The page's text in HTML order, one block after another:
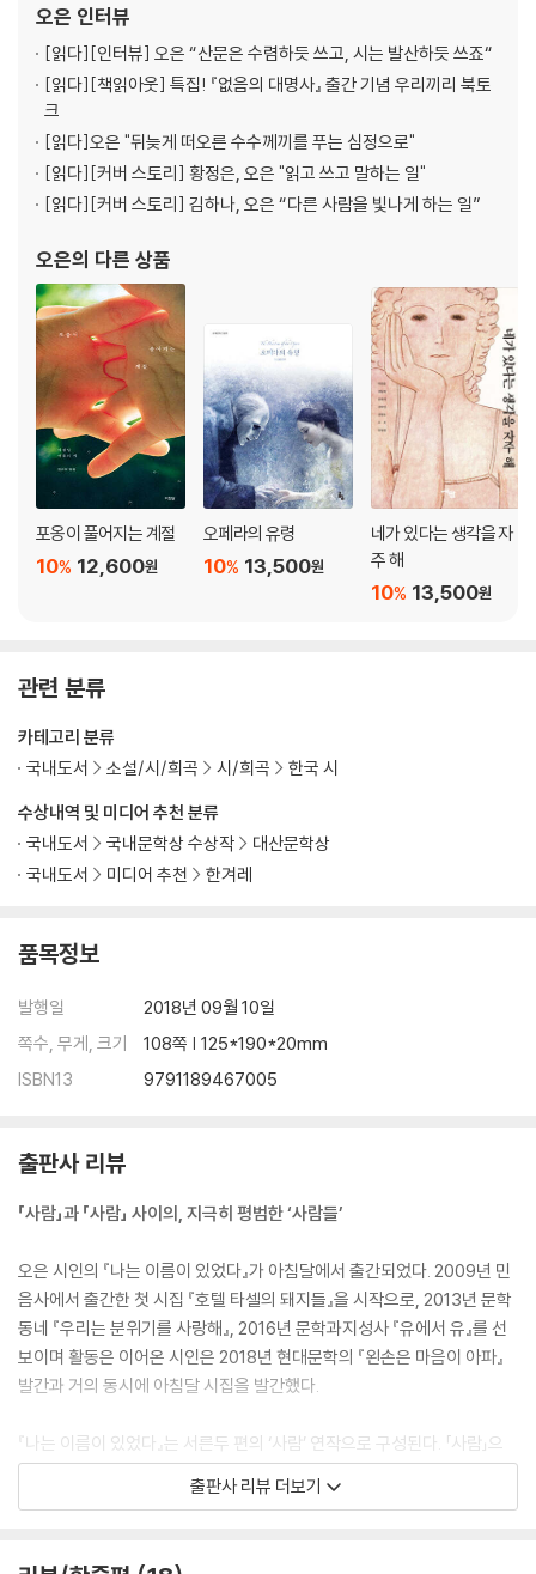
서른
시끄러운 얼굴
물레는 원래 문래
세 번 말하는 사람
한발
사람
않는다
물방울 효과
무심결에 시인이 되었다. 우연인 듯, 필연적으
오은 인터뷰
[읽다][인터뷰] 오은 “산문은 수렴하듯 쓰고, 시는 발산하듯 쓰죠“
[읽다][책읽아웃] 특집! 『없음의 대명사』 출간 기념 우리끼리 북토
크
[읽다]오은 "뒤늦게 떠오른 수수께끼를 푸는 심정으로"
[읽다][커버 스토리] 황정은, 오은 "읽고 쓰고 말하는 일"
[읽다][커버 스토리] 김하나, 오은 “다른 사람을 빛나게 하는 일”
오은의 다른 상품
포옹이 풀어지는 계절
12,600원
10%
오페라의 유령
13,500원
10%
네가 있다는 생각을 자
주 해
13,500원
10%
관련 분류
수상내역 및 미디어 추천 분류
국내도서
국내문학상 수상작
대산문학상
국내도서
미디어 추천 한겨레
카테고리 분류
국내도서
소설/시/희곡 시/희곡 한국 시
품목정보
발행일
2018년 09월 10일
쪽수, 무게, 크기
108쪽 | 125*190*20mm
ISBN13
9791189467005
출판사 리뷰
「사람」과 「사람」 사이의, 지극히 평범한 ‘사람들’
오은 시인의 『나는 이름이 있었다』가 아침달에서 출간되었다. 2009년 민
음사에서 출간한 첫 시집 『호텔 타셀의 돼지들』을 시작으로, 2013년 문학
동네 『우리는 분위기를 사랑해』, 2016년 문학과지성사 『유에서 유』를 선
보이며 활동은 이어온 시인은 2018년 현대문학의 『왼손은 마음이 아파』
발간과 거의 동시에 아침달 시집을 발간했다.
『나는 이름이 있었다』는 서른두 편의 ‘사람’ 연작으로 구성된다. 「사람」으
로 시작해서 동명의 시 「사람」으로 끝을 맺는 이 시집은 읽는 이에게 갖은
사람과의 만남을 선사한다. 「궁리하는 사람」, 「읽는 사람」, 「마음먹은 사
출판사 리뷰 더보기